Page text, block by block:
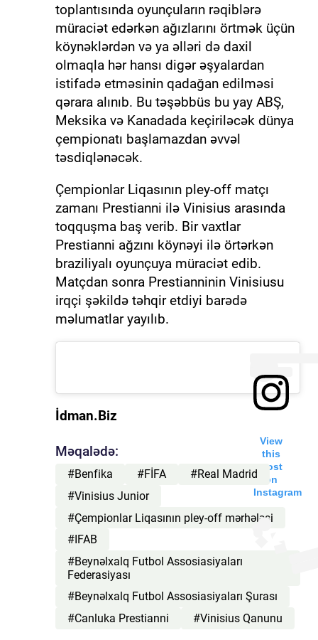
toplantısında oyunçuların rəqiblərə
müraciət edərkən ağızlarını örtmək üçün
köynəklərdən və ya əlləri də daxil
olmaqla hər hansı digər əşyalardan
istifadə etməsinin qadağan edilməsi
qərara alınıb. Bu təşəbbüs bu yay ABŞ,
Meksika və Kanadada keçiriləcək dünya
çempionatı başlamazdan əvvəl
təsdiqlənəcək.
Çempionlar Liqasının pley-off matçı
zamanı Prestianni ilə Vinisius arasında
toqquşma baş verib. Bir vaxtlar
Prestianni ağzını köynəyi ilə örtərkən
braziliyalı oyunçuya müraciət edib.
Matçdan sonra Prestianninin Vinisiusu
irqçi şəkildə təhqir etdiyi barədə
məlumatlar yayılıb.
View
this
post
on
Instagram
İdman.Biz
Məqalədə:
#Benfika #FİFA
#Real Madrid
#Vinisius Junior
#Çempionlar Liqasının pley-off mərhələsi
#IFAB
#Beynəlxalq Futbol Assosiasiyaları
Federasiyası
#Beynəlxalq Futbol Assosiasiyaları Şurası
#Canluka Prestianni
#Vinisius Qanunu